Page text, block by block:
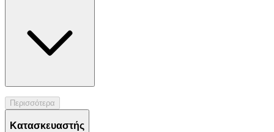
Περισσότερα
Κατασκευαστής